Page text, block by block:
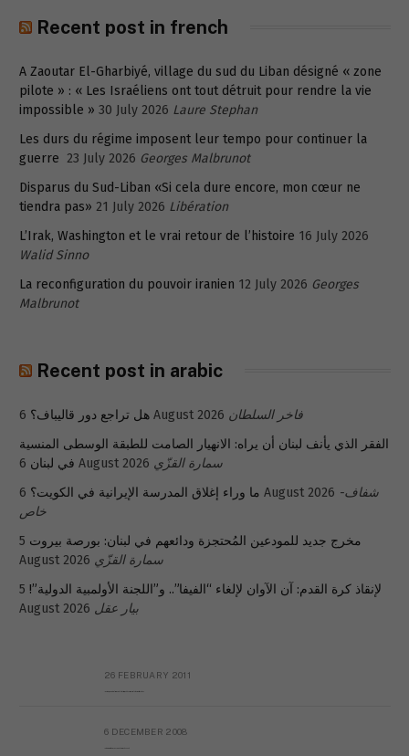
Recent post in french
A Zaoutar El-Gharbiyé, village du sud du Liban désigné « zone
pilote » : « Les Israéliens ont tout détruit pour rendre la vie
impossible » 30 July 2026 Laure Stephan
Les durs du régime imposent leur tempo pour continuer la
guerre 23 July 2026 Georges Malbrunot
Disparus du Sud-Liban «Si cela dure encore, mon cœur ne
tiendra pas» 21 July 2026 Libération
L’Irak, Washington et le vrai retour de l’histoire 16 July 2026
Walid Sinno
La reconfiguration du pouvoir iranien 12 July 2026 Georges
Malbrunot
Recent post in arabic
هل تراجع دور قاليباف؟ 6 August 2026 فاخر السلطان
الفقر الذي يأنف لبنان أن يراه: الانهيار الصامت للطبقة الوسطى المنسية
في لبنان 6 August 2026 سمارة القزّي
ما وراء إغلاق المدرسة الإيرانية في الكويت؟ 6 August 2026 شفاف-
خاص
مخرج جديد للمودعين المُحتجزة ودائعهم في لبنان: بورصة بيروت 5
August 2026 سمارة القزّي
لإنقاذ كرة القدم: آن الآوان لإلغاء “الفيفا”.. و”اللجنة الأولمبية الدولية”! 5
August 2026 بيار عقل
26 FEBRUARY 2011
6 DECEMBER 2008